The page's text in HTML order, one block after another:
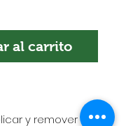
al carrito
y remover